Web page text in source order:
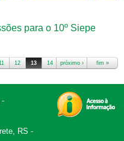
para o 10º Siepe
12 13 14 15
próximo › fim »
-
RS -